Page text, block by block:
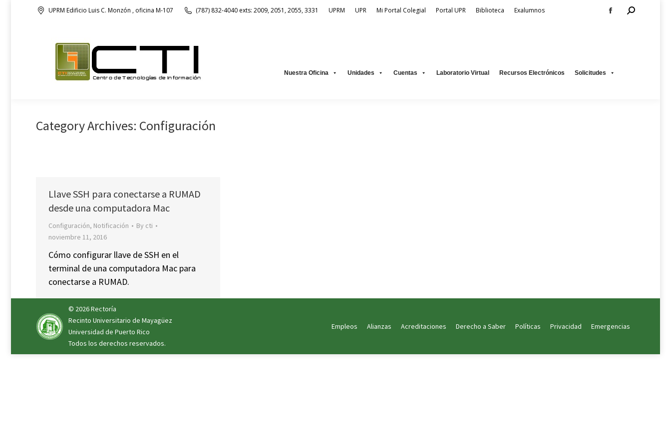
UPRM Edificio Luis C. Monzón , oficina M-107 (787) 832-4040 exts: 2009, 2051, 2055, 3331 UPRM UPR Mi Portal Colegial Portal UPR Biblioteca Exalumnos
Facebook
Search:
Nuestra Oficina Unidades Cuentas Laboratorio Virtual Recursos Electrónicos Solicitudes
Category Archives: Configuración
Llave SSH para conectarse a RUMAD
desde una computadora Mac
Configuración, Notificación By cti
noviembre 11, 2016
Cómo configurar llave de SSH en el
terminal de una computadora Mac para
conectarse a RUMAD.
© 2026Rectoría
Recinto Universitario de Mayagüez
Universidad de Puerto Rico
Todos los derechos reservados.
Empleos Alianzas Acreditaciones Derecho a Saber Políticas Privacidad Emergencias